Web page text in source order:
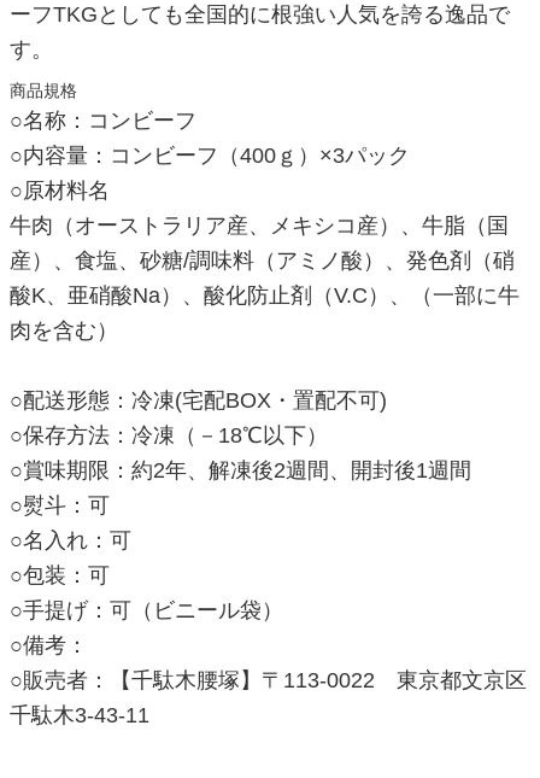
ーフTKGとしても全国的に根強い人気を誇る逸品で
す。
商品規格
○名称：コンビーフ
○内容量：コンビーフ（400ｇ）×3パック
○原材料名
牛肉（オーストラリア産、メキシコ産）、牛脂（国
産）、食塩、砂糖/調味料（アミノ酸）、発色剤（硝
酸K、亜硝酸Na）、酸化防止剤（V.C）、（一部に牛
肉を含む）
○配送形態：冷凍(宅配BOX・置配不可)
○保存方法：冷凍（－18℃以下）
○賞味期限：約2年、解凍後2週間、開封後1週間
○熨斗：可
○名入れ：可
○包装：可
○手提げ：可（ビニール袋）
○備考：
○販売者：【千駄木腰塚】〒113-0022 東京都文京区
千駄木3-43-11